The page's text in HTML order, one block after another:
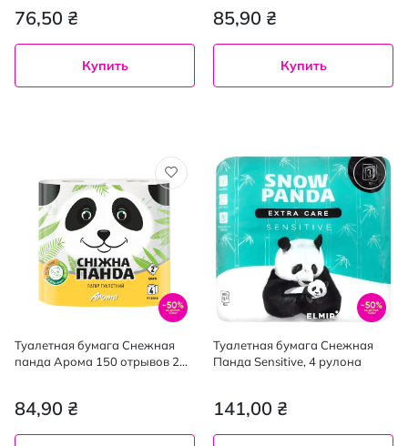
76,50 ₴
Купить
85,90 ₴
Купить
Туалетная бумага Снежная
панда Арома 150 отрывов 2
84,90 ₴
Туалетная бумага Снежная
Панда Sensitive, 4 рулона
141,00 ₴